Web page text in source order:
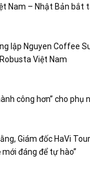
Nam – Nhật Bản bắt
lập Nguyen Coffee
Việt Nam
công hơn” cho phụ
Giám đốc HaVi
đáng để tự hào”